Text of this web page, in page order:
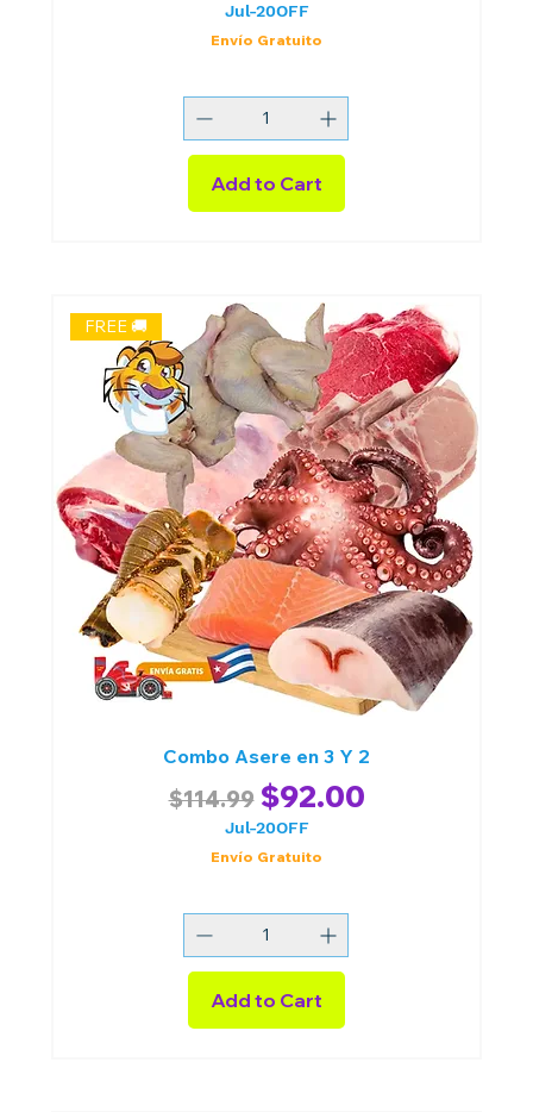
Jul-20OFF
Envío Gratuito
Add to Cart
FREE 🚚
Combo Asere en 3 Y 2
Regular Price
$114.99 Sale Price
$92.00
Jul-20OFF
Envío Gratuito
Add to Cart